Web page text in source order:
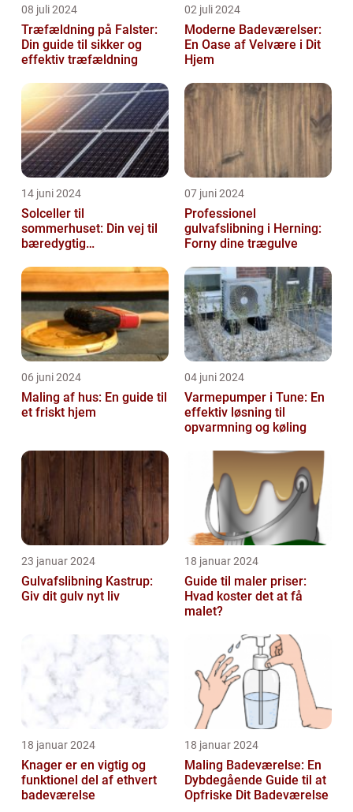
08 juli 2024
Træfældning på Falster:
Din guide til sikker og
effektiv træfældning
02 juli 2024
Moderne Badeværelser:
En Oase af Velvære i Dit
Hjem
14 juni 2024
Solceller til
sommerhuset: Din vej til
bæredygtig
07 juni 2024
Professionel
gulvafslibning i Herning:
Forny dine trægulve
06 juni 2024
Maling af hus: En guide til
et friskt hjem
04 juni 2024
Varmepumper i Tune: En
effektiv løsning til
opvarmning og køling
23 januar 2024
Gulvafslibning Kastrup:
Giv dit gulv nyt liv
18 januar 2024
Guide til maler priser:
Hvad koster det at få
malet?
18 januar 2024
Knager er en vigtig og
funktionel del af ethvert
badeværelse
18 januar 2024
Maling Badeværelse: En
Dybdegående Guide til at
Opfriske Dit Badeværelse